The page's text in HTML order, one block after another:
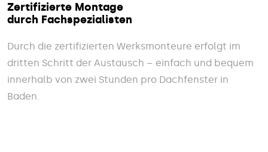
Zertifizierte Montage
durch Fachspezialisten
Durch die zertifizierten Werksmonteure erfolgt im
dritten Schritt der Austausch – einfach und bequem
innerhalb von zwei Stunden pro Dachfenster in
Baden.